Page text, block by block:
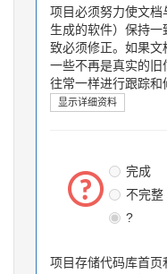
项目必须努力使文档
生成的软件）保持一
致必须修正。如果文
一些不再是真实的旧
往常一样进行跟踪和
显示详细资料
完成
不完整
?
项目存储代码库首